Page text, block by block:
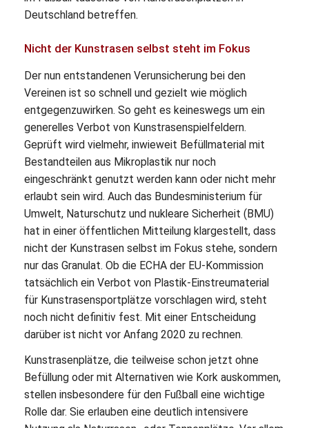
Deutschland betreffen.
Nicht der Kunstrasen selbst steht im Fokus
Der nun entstandenen Verunsicherung bei den
Vereinen ist so schnell und gezielt wie möglich
entgegenzuwirken. So geht es keineswegs um ein
generelles Verbot von Kunstrasenspielfeldern.
Geprüft wird vielmehr, inwieweit Befüllmaterial mit
Bestandteilen aus Mikroplastik nur noch
eingeschränkt genutzt werden kann oder nicht mehr
erlaubt sein wird. Auch das Bundesministerium für
Umwelt, Naturschutz und nukleare Sicherheit (BMU)
hat in einer öffentlichen Mitteilung klargestellt, dass
nicht der Kunstrasen selbst im Fokus stehe, sondern
nur das Granulat. Ob die ECHA der EU-Kommission
tatsächlich ein Verbot von Plastik-Einstreumaterial
für Kunstrasensportplätze vorschlagen wird, steht
noch nicht definitiv fest. Mit einer Entscheidung
darüber ist nicht vor Anfang 2020 zu rechnen.
Kunstrasenplätze, die teilweise schon jetzt ohne
Befüllung oder mit Alternativen wie Kork auskommen,
stellen insbesondere für den Fußball eine wichtige
Rolle dar. Sie erlauben eine deutlich intensivere